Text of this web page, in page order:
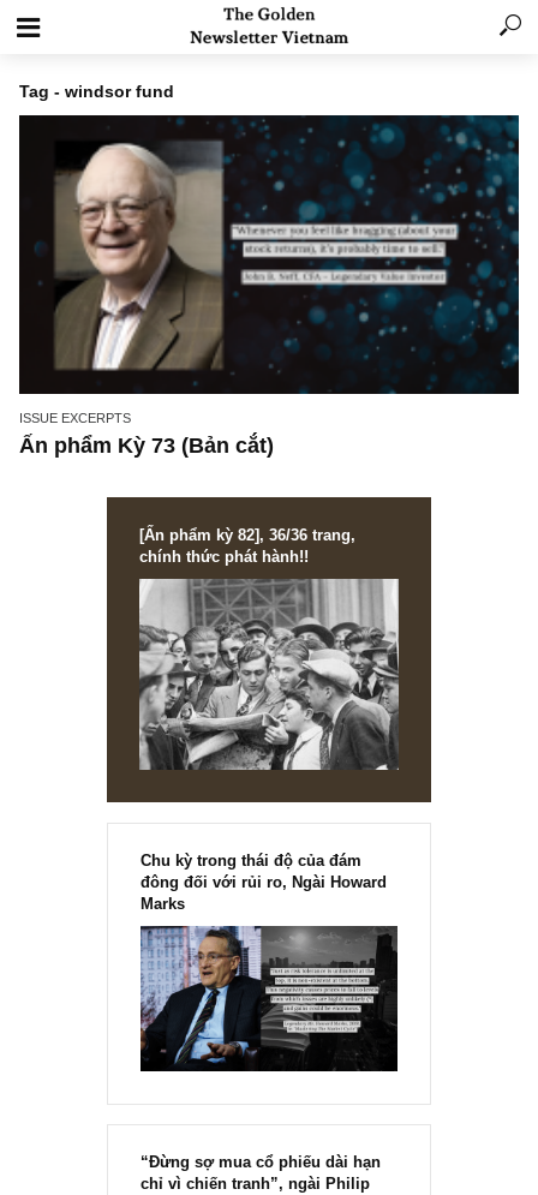
Tag - windsor fund
Ấn phẩm Kỳ 73 (Bản cắt)
[Ấn phẩm kỳ 82], 36/36 trang,
chính thức phát hành!!
Chu kỳ trong thái độ của đám
đông đối với rủi ro, Ngài Howard
Marks